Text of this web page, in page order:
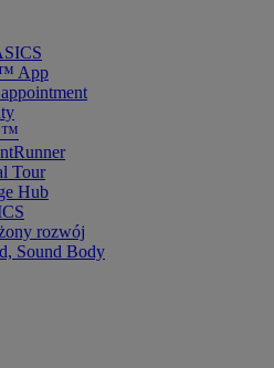
App
Tour
Hub
rozwój
Sound Body